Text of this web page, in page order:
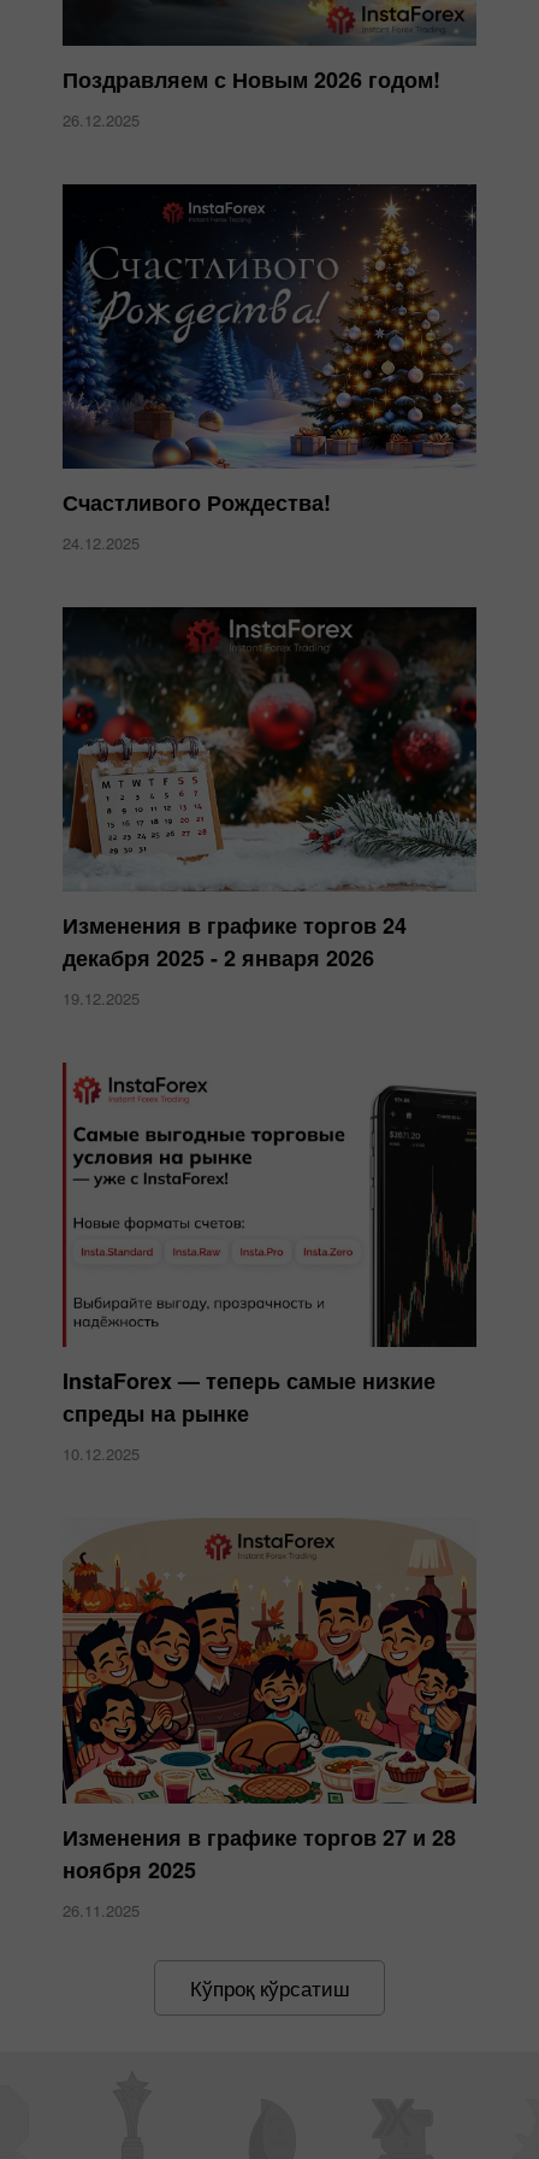
Поздравляем с Новым 2026 годом!
26.12.2025
Счастливого Рождества!
24.12.2025
Изменения в графике торгов 24
декабря 2025 - 2 января 2026
19.12.2025
InstaForex — теперь самые низкие
спреды на рынке
10.12.2025
Изменения в графике торгов 27 и 28
ноября 2025
26.11.2025
Кўпроқ кўрсатиш